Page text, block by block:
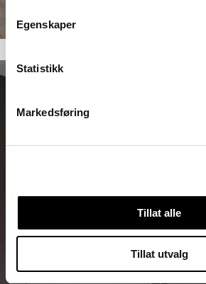
Egenskaper
Statistikk
Markedsføring
Tillat alle
Tillat utvalg